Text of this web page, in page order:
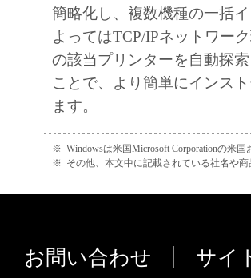
227.7202-4 (June 1995), all
acquire the SOFTWARE with
The manufacturer is Canon
Ohta-ku, Tokyo 146-8501,
10. SEVERABILITY
In the event that any section
illegal by any court or
11. ACKNOWLEDGEMENT
簡略化し、複数機種の一括
よってはTCP/IPネットワー
の該当プリンターを自動探
ことで、より簡単にインス
ます。
※ Windowsは米国Microsoft Corporationの米
※ その他、本文中に記載されている社名や
お問い合わせ サイ